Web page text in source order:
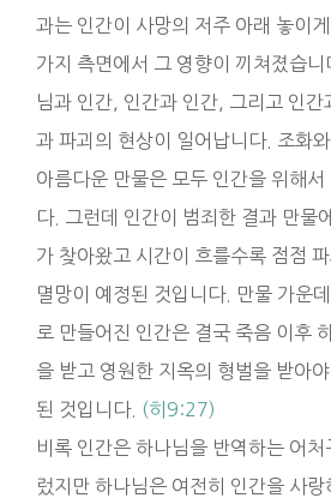
과는 인간이 사망의 저주 아래 놓이
가지 측면에서 그 영향이 끼쳐졌습
님과 인간, 인간과 인간, 그리고 인간
과 파괴의 현상이 일어납니다. 조화
아름다운 만물은 모두 인간을 위해서
다. 그런데 인간이 범죄한 결과 만물
가 찾아왔고 시간이 흐를수록 점점
멸망이 예정된 것입니다. 만물 가운
로 만들어진 인간은 결국 죽음 이후
을 받고 영원한 지옥의 형벌을 받아
된 것입니다. (히9:27)
비록 인간은 하나님을 반역하는 어
렀지만 하나님은 여전히 인간을 사